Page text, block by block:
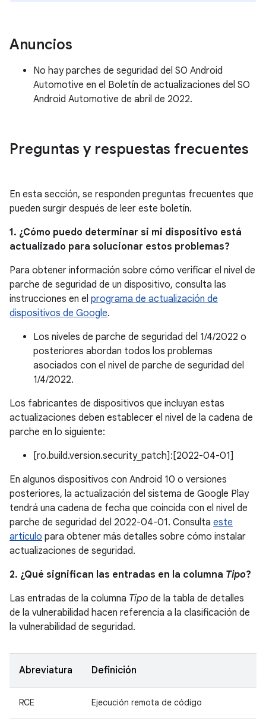
Anuncios
No hay parches de seguridad del SO Android
Automotive en el Boletín de actualizaciones del SO
Android Automotive de abril de 2022.
Preguntas y respuestas frecuentes
En esta sección, se responden preguntas frecuentes que
pueden surgir después de leer este boletín.
1. ¿Cómo puedo determinar si mi dispositivo está
actualizado para solucionar estos problemas?
Para obtener información sobre cómo verificar el nivel de
parche de seguridad de un dispositivo, consulta las
instrucciones en el programa de actualización de
dispositivos de Google.
Los niveles de parche de seguridad del 1/4/2022 o
posteriores abordan todos los problemas
asociados con el nivel de parche de seguridad del
1/4/2022.
Los fabricantes de dispositivos que incluyan estas
actualizaciones deben establecer el nivel de la cadena de
parche en lo siguiente:
[ro.build.version.security_patch]:[2022-04-01]
En algunos dispositivos con Android 10 o versiones
posteriores, la actualización del sistema de Google Play
tendrá una cadena de fecha que coincida con el nivel de
parche de seguridad del 2022-04-01. Consulta este
artículo para obtener más detalles sobre cómo instalar
actualizaciones de seguridad.
2. ¿Qué significan las entradas en la columna Tipo?
Las entradas de la columna Tipo de la tabla de detalles
de la vulnerabilidad hacen referencia a la clasificación de
la vulnerabilidad de seguridad.
Abreviatura Definición
RCE Ejecución remota de código